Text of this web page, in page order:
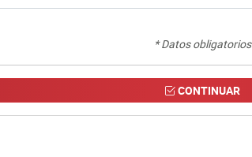
* Datos obligatorios
CONTINUAR